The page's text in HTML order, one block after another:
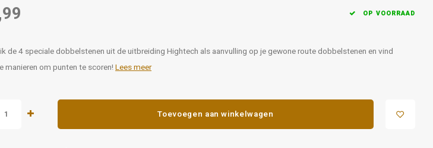
OP VOORRAAD
de 4 speciale dobbelstenen uit de uitbreiding Hightech als aanvulling op je gewone route dobbelstenen en vind
manieren om punten te scoren!Lees meer
Toevoegen aan winkelwagen